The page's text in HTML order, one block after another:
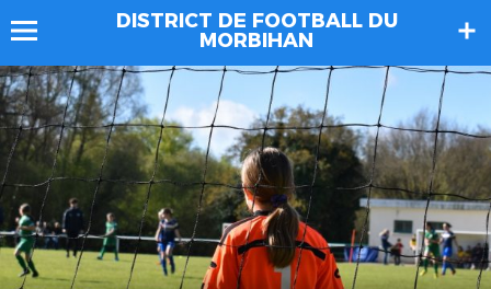
DISTRICT DE FOOTBALL DU
MORBIHAN